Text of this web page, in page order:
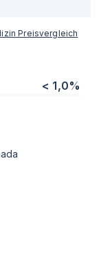
Preisvergleich
< 1,0%